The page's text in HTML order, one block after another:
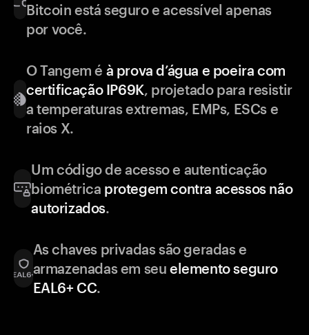
Bitcoin está seguro e acessível apenas
por você.
O Tangem é à prova d’água e poeira com
certificação IP69K, projetado para resistir
a temperaturas extremas, EMPs, ESCs e
raios X.
Um código de acesso e autenticação
biométrica protegem contra acessos não
autorizados.
As chaves privadas são geradas e
armazenadas em seu elemento seguro
EAL6+ CC.